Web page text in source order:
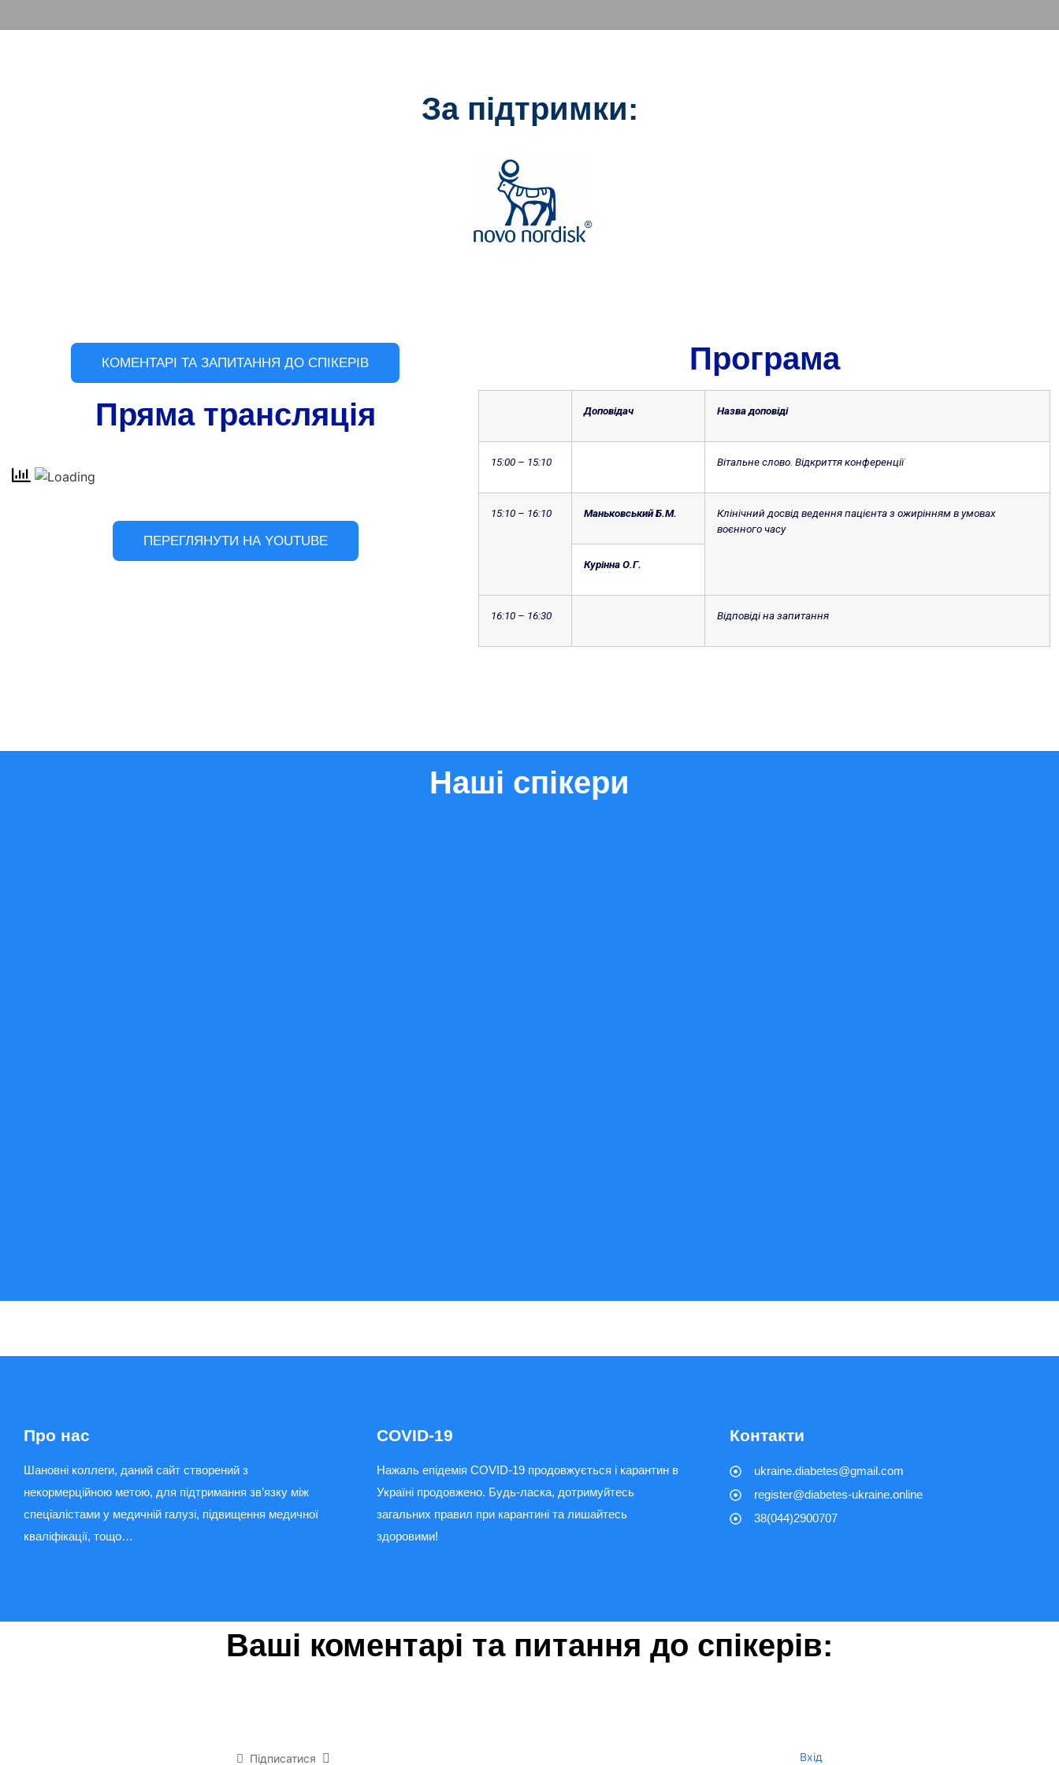
За підтримки:
КОМЕНТАРІ ТА ЗАПИТАННЯ ДО СПІКЕРІВ
Пряма трансляція
ПЕРЕГЛЯНУТИ НА YOUTUBE
Програма
Доповідач Назва доповіді
15:00 – 15:10 Вітальне слово. Відкриття конференції
15:10 – 16:10 Маньковський Б.М.
Клінічний досвід ведення пацієнта з ожирінням в умовах
воєнного часу
Курінна О.Г.
16:10 – 16:30 Відповіді на запитання
Наші спікери
Про нас
Шановні коллеги, даний сайт створений з
некормерційною метою, для підтримання зв’язку між
спеціалістами у медичній галузі, підвищення медичної
кваліфікації, тощо…
COVID-19
Нажаль епідемія COVID-19 продовжується і карантин в
Україні продовжено. Будь-ласка, дотримуйтесь
загальних правил при карантині та лишайтесь
здоровими!
Контакти
ukraine.diabetes@gmail.com
register@diabetes-ukraine.online
38(044)2900707
Ваші коментарі та питання до спікерів:
Підписатися Вхід